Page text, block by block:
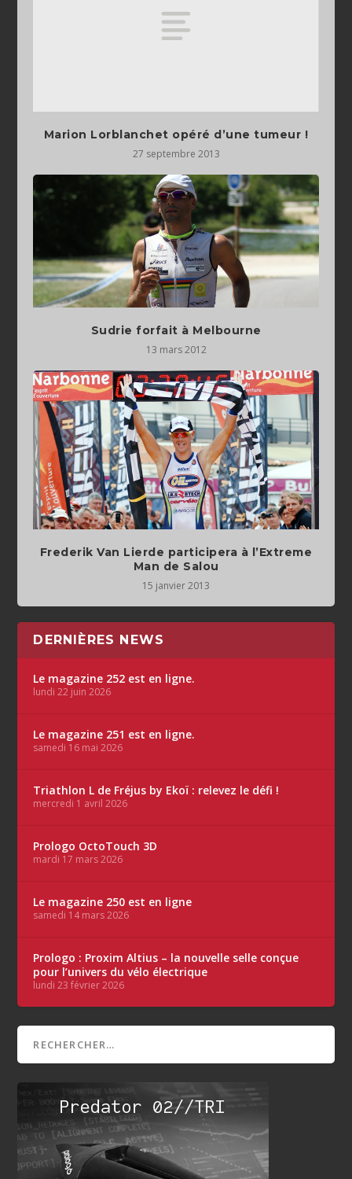
Marion Lorblanchet opéré d’une tumeur !
27 septembre 2013
Sudrie forfait à Melbourne
13 mars 2012
Frederik Van Lierde participera à l’Extreme
Man de Salou
15 janvier 2013
DERNIÈRES NEWS
Le magazine 252 est en ligne.
lundi 22 juin 2026
Le magazine 251 est en ligne.
samedi 16 mai 2026
Triathlon L de Fréjus by Ekoï : relevez le défi !
mercredi 1 avril 2026
Prologo OctoTouch 3D
mardi 17 mars 2026
Le magazine 250 est en ligne
samedi 14 mars 2026
Prologo : Proxim Altius – la nouvelle selle conçue
pour l’univers du vélo électrique
lundi 23 février 2026